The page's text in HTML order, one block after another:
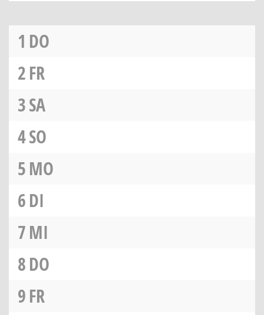
1 DO
2FR
3SA
4SO
5MO
6DI
7MI
8DO
9FR